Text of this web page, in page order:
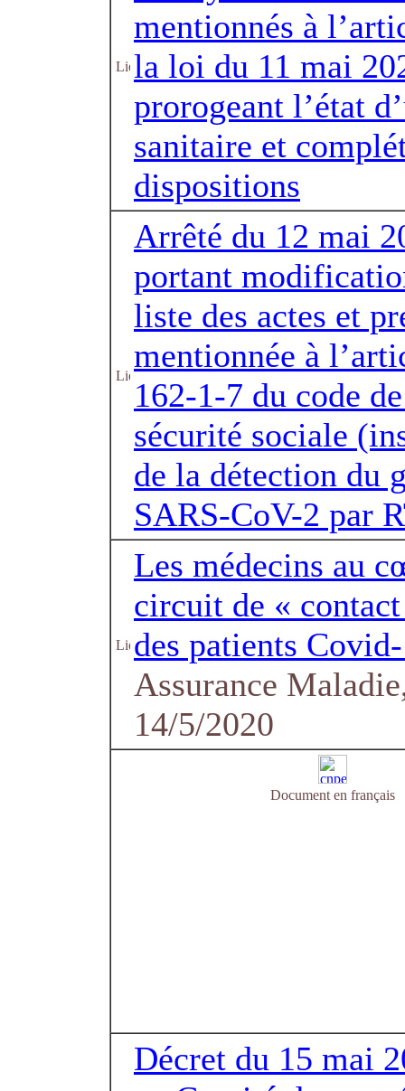
mentionnés à
la loi du 11 mai
prorogeant l’état
sanitaire et
dispositions
Arrêté du 12 mai
portant
liste des actes et
mentionnée à
162-1-7 du code
sécurité sociale
de la détection du
SARS-CoV-2 par
Les médecins au
circuit de «
des patients
Assurance
14/5/2020
Document en français
Décret du 15 mai